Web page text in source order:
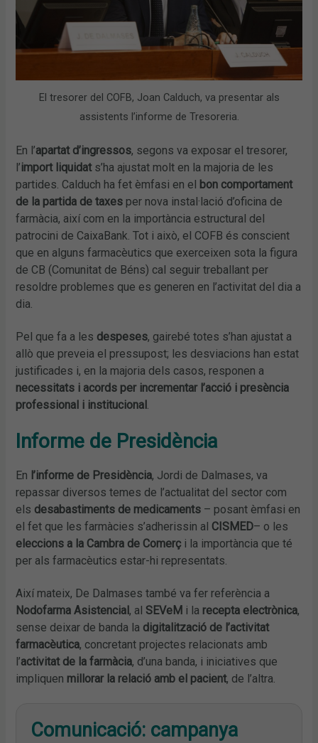
El tresorer del COFB, Joan Calduch, va presentar als
assistents l’informe de Tresoreria.
En l’apartat d’ingressos, segons va exposar el tresorer,
l’import liquidats’ha ajustat molt en la majoria de les
partides. Calduch ha fet èmfasi en el
bon comportament
de la partida de taxes per nova instal·lació d’oficina de
farmàcia, així com en la importància estructural del
patrocini de CaixaBank. Tot i això, el COFB és conscient
que en alguns farmacèutics que exerceixen sota la figura
de CB (Comunitat de Béns) cal seguir treballant per
resoldre problemes que es generen en l’activitat del dia a
dia.
Pel que fa a les despeses, gairebé totes s’han ajustat a
allò que preveia el pressupost; les desviacions han estat
justificades i, en la majoria dels casos, responen a
necessitats i acords per incrementar l’acció i presència
professional i institucional .
Informe de Presidència
En l’informe de Presidència, Jordi de Dalmases, va
repassar diversos temes de l’actualitat del sector com
els desabastiments de medicaments – posant èmfasi en
el fet que les farmàcies s’adherissin al CISMED– o les
eleccions a la Cambra de Comerç i la importància que té
per als farmacèutics estar-hi representats.
Així mateix, De Dalmases també va fer referència a
Nodofarma Asistencial, al SEVeM i la recepta electrònica,
sense deixar de banda la digitalització de l’activitat
farmacèutica, concretant projectes relacionats amb
l’activitat de la farmàcia, d’una banda, i iniciatives que
impliquen millorar la relació amb el pacient, de l’altra.
Comunicació: campanya